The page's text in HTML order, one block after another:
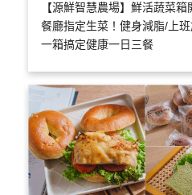
【源鮮智慧農場】鮮活蔬菜箱
餐廳指定生菜！健身減脂/上班
一箱搞定健康一日三餐